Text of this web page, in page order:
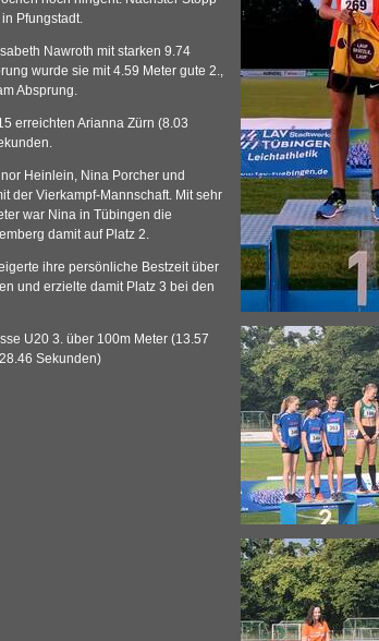
Pfungstadt.
Nawroth mit starken 9.74
wurde sie mit 4.59 Meter gute 2.,
Absprung.
erreichten Arianna Zürn (8.03
Heinlein, Nina Porcher und
der Vierkampf-Mannschaft. Mit sehr
war Nina in Tübingen die
damit auf Platz 2.
ihre persönliche Bestzeit über
und erzielte damit Platz 3 bei den
U20 3. über 100m Meter (13.57
Sekunden)